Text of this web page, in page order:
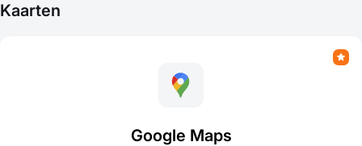
Kaarten
Google Maps